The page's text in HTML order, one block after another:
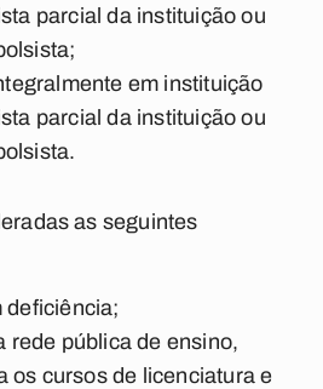
parcial da instituição ou
em instituição
parcial da instituição ou
as seguintes
deficiência;
rede pública de ensino,
os cursos de licenciatura e